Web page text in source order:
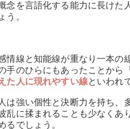
念を言語化する能力に長けた
う。
情線と知能線が重なり一本
手のひらにもあったことから
た人に現れやすい線といわれ
は強い個性と決断力を持ち、
乱に揉まれることも少なくあ
るでしょう。